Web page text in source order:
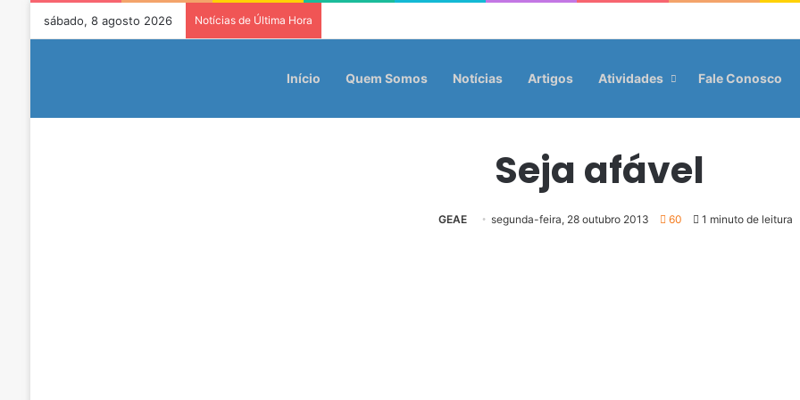
sábado, 8 agosto 2026 Notícias de Última Hora
Início Quem Somos Notícias Artigos Atividades Fale Conosco
Seja afável
GEAE segunda-feira, 28 outubro 2013 60 1 minuto de leitura